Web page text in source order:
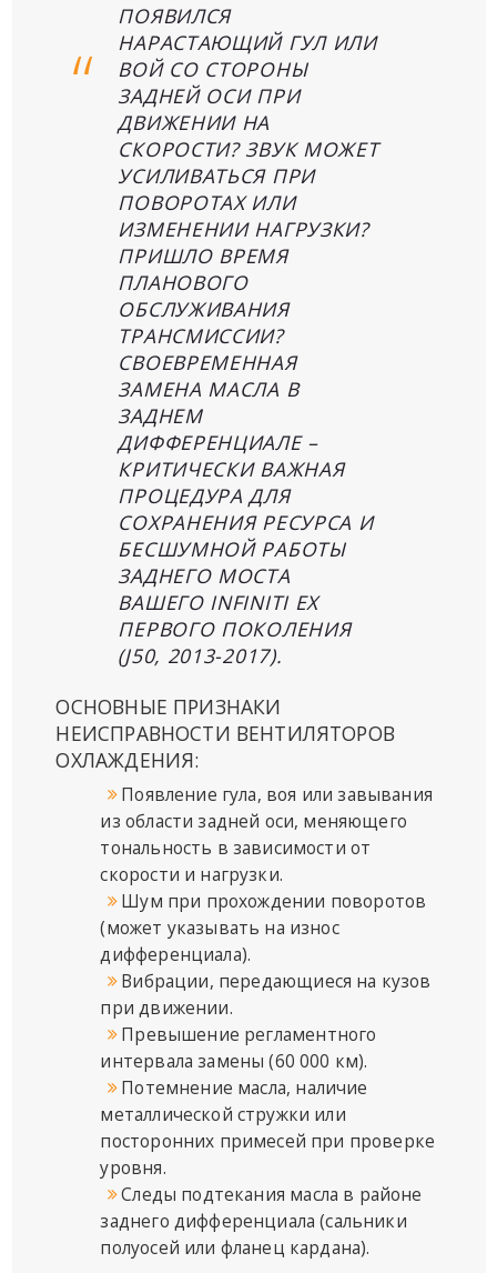
ПОЯВИЛСЯ
НАРАСТАЮЩИЙ ГУЛ ИЛИ
ВОЙ СО СТОРОНЫ
ЗАДНЕЙ ОСИ ПРИ
ДВИЖЕНИИ НА
СКОРОСТИ? ЗВУК МОЖЕТ
УСИЛИВАТЬСЯ ПРИ
ПОВОРОТАХ ИЛИ
ИЗМЕНЕНИИ НАГРУЗКИ?
ПРИШЛО ВРЕМЯ
ПЛАНОВОГО
ОБСЛУЖИВАНИЯ
ТРАНСМИССИИ?
СВОЕВРЕМЕННАЯ
ЗАМЕНА МАСЛА В
ЗАДНЕМ
ДИФФЕРЕНЦИАЛЕ –
КРИТИЧЕСКИ ВАЖНАЯ
ПРОЦЕДУРА ДЛЯ
СОХРАНЕНИЯ РЕСУРСА И
БЕСШУМНОЙ РАБОТЫ
ЗАДНЕГО МОСТА
ВАШЕГО INFINITI EX
ПЕРВОГО ПОКОЛЕНИЯ
(J50, 2013-2017).
ОСНОВНЫЕ ПРИЗНАКИ
НЕИСПРАВНОСТИ ВЕНТИЛЯТОРОВ
ОХЛАЖДЕНИЯ:
Появление гула, воя или завывания
из области задней оси, меняющего
тональность в зависимости от
скорости и нагрузки.
Шум при прохождении поворотов
(может указывать на износ
дифференциала).
Вибрации, передающиеся на кузов
при движении.
Превышение регламентного
интервала замены (60 000 км).
Потемнение масла, наличие
металлической стружки или
посторонних примесей при проверке
уровня.
Следы подтекания масла в районе
заднего дифференциала (сальники
полуосей или фланец кардана).